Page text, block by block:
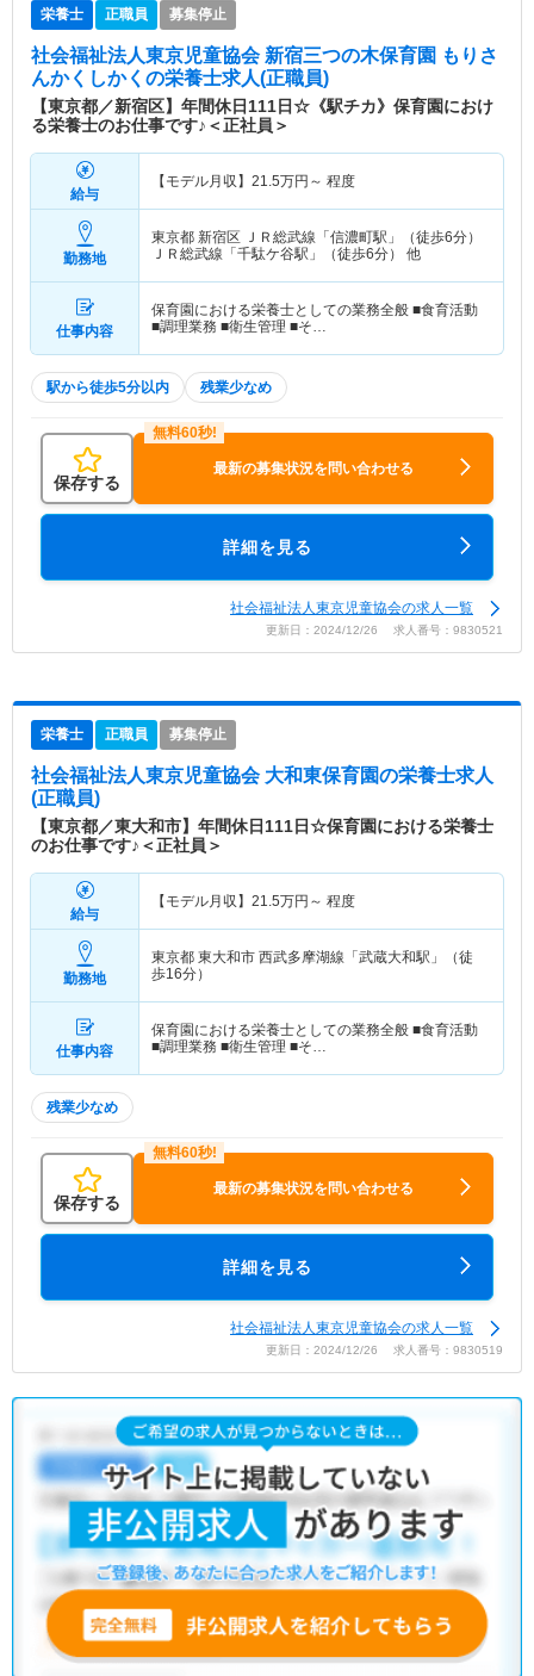
栄養士 正職員 募集停止
社会福祉法人東京児童協会 新宿三つの木保育園 もりさ
んかくしかく の栄養士求人(正職員)
【東京都／新宿区】年間休日111日☆《駅チカ》保育園におけ
る栄養士のお仕事です♪＜正社員＞
給与
【モデル月収】 21.5万円～ 程度
勤務地
東京都 新宿区
ＪＲ総武線「信濃町駅」（徒歩6分）
ＪＲ総武線「千駄ケ谷駅」（徒歩6分） 他
仕事内容
保育園における栄養士としての業務全般 ■食育活動
■調理業務 ■衛生管理 ■そ…
駅から徒歩5分以内 残業少なめ
保存する
最新の募集状況を問い合わせる
詳細を見る
社会福祉法人東京児童協会の求人一覧
更新日：2024/12/26 求人番号：9830521
栄養士 正職員 募集停止
社会福祉法人東京児童協会 大和東保育園の栄養士求人
(正職員)
【東京都／東大和市】年間休日111日☆保育園における栄養士
のお仕事です♪＜正社員＞
給与
【モデル月収】 21.5万円～ 程度
勤務地
東京都 東大和市 西武多摩湖線「武蔵大和駅」（徒
歩16分）
仕事内容
保育園における栄養士としての業務全般 ■食育活動
■調理業務 ■衛生管理 ■そ…
残業少なめ
保存する
最新の募集状況を問い合わせる
詳細を見る
社会福祉法人東京児童協会の求人一覧
更新日：2024/12/26 求人番号：9830519